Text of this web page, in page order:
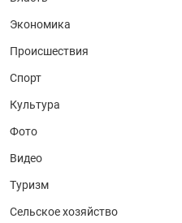
Экономика
Происшествия
Спорт
Культура
Фото
Видео
Туризм
Сельское хозяйство